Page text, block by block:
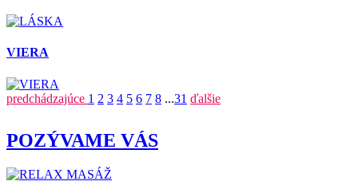
VIERA
predchádzajúce 1 2 3 4 5 6 7 8 ...31 ďalšie
POZÝVAME VÁS